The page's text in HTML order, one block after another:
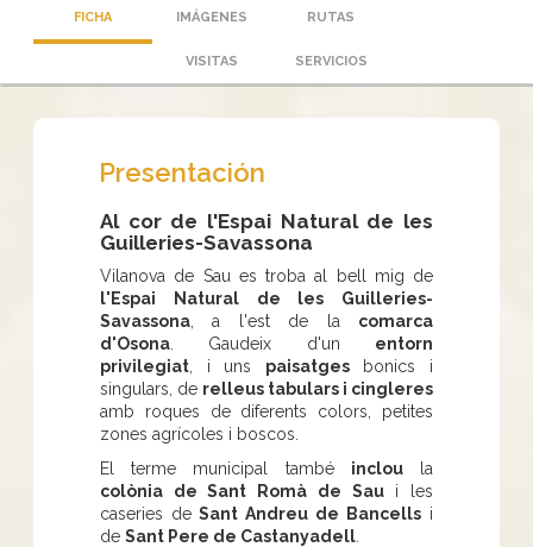
FICHA IMÁGENES RUTAS
VISITAS SERVICIOS
Presentación
Al cor de l'Espai Natural de les
Guilleries-Savassona
Vilanova de Sau es troba al bell mig de
l'Espai Natural de les Guilleries-
Savassona , a l'est de la comarca
d'Osona . Gaudeix d'un entorn
privilegiat , i uns paisatgesbonics i
singulars, de relleus tabulars i cingleres
amb roques de diferents colors, petites
zones agrícoles i boscos.
El terme municipal també incloula
colònia de Sant Romà de Saui les
caseries de Sant Andreu de Bancells i
de Sant Pere de Castanyadell